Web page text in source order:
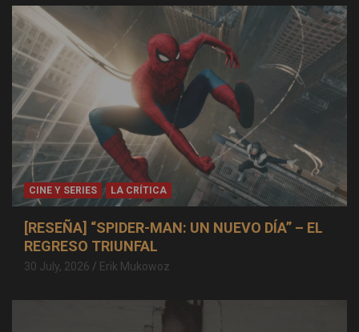
CINE Y SERIES LA CRÍTICA
[RESEÑA] “SPIDER-MAN: UN NUEVO DÍA” – EL
REGRESO TRIUNFAL
30 July, 2026 Erik Mukowoz